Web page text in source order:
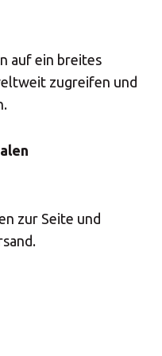
auf ein breites
zugreifen und
zur Seite und